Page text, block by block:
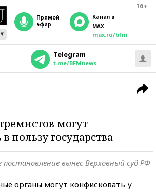
16+
прямой
эфир
Канал в
MAX
max.ru/bfm
Telegram
t.me/BFMnews
могут
пользу государства
вынес Верховный суд РФ
органы могут конфисковать у